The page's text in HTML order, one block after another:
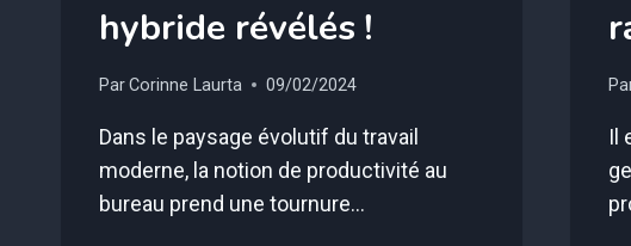
hybride révélés !
ParCorinne Laurta 09/02/2024
Dans le paysage évolutif du travail
moderne, la notion de productivité au
bureau prend une tournure…
Il